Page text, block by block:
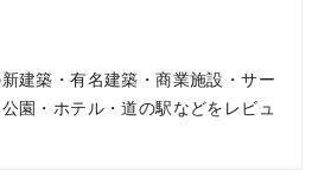
建築・有名建築・商業施設・サー
園・ホテル・道の駅などをレビュ